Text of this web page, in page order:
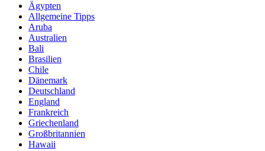
Ägypten
Allgemeine Tipps
Aruba
Australien
Bali
Brasilien
Chile
Dänemark
Deutschland
England
Frankreich
Griechenland
Großbritannien
Hawaii